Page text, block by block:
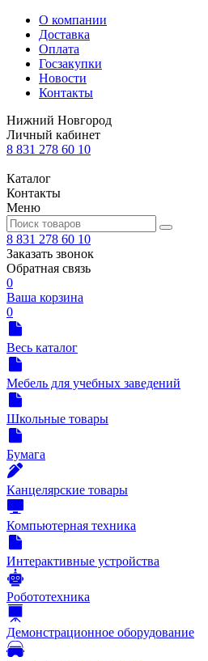
О компании
Доставка
Оплата
Госзакупки
Новости
Контакты
Нижний Новгород
Личный кабинет
8 831 278 60 10
Каталог
Контакты
Меню
8 831 278 60 10
Заказать звонок
Обратная связь
0
Ваша корзина
0
Весь каталог
Мебель для учебных заведений
Школьные товары
Бумага
Канцелярские товары
Компьютерная техника
Интерактивные устройства
Робототехника
Демонстрационное оборудование